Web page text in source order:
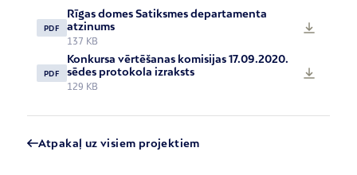
PDF
Rīgas domes Satiksmes departamenta
atzinums
137 KB
PDF
Konkursa vērtēšanas komisijas 17.09.2020.
sēdes protokola izraksts
129 KB
Atpakaļ uz visiem projektiem